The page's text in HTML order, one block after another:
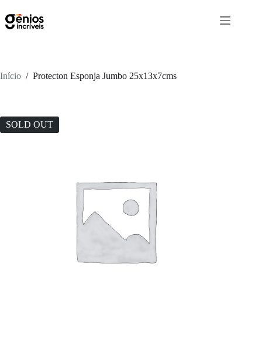
Início / Protecton Esponja Jumbo 25x13x7cms
SOLD OUT